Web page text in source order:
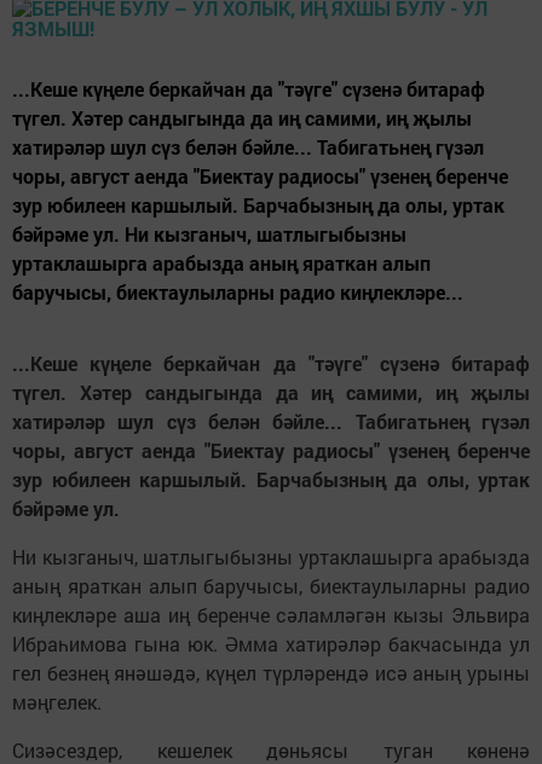
...Кеше күңеле беркайчан да "тәүге" сүзенә битараф
түгел. Хәтер сандыгында да иң самими, иң җылы
хатирәләр шул сүз белән бәйле... Табигатьнең гүзәл
чоры, август аенда "Биектау радиосы" үзенең беренче
зур юбилеен каршылый. Барчабызның да олы, уртак
бәйрәме ул. Ни кызганыч, шатлыгыбызны
уртаклашырга арабызда аның яраткан алып
баручысы, биектаулыларны радио киңлекләре...
...Кеше күңеле беркайчан да "тәүге" сүзенә битараф
түгел. Хәтер сандыгында да иң самими, иң җылы
хатирәләр шул сүз белән бәйле... Табигатьнең гүзәл
чоры, август аенда "Биектау радиосы" үзенең беренче
зур юбилеен каршылый. Барчабызның да олы, уртак
бәйрәме ул.
Ни кызганыч, шатлыгыбызны уртаклашырга арабызда
аның яраткан алып баручысы, биектаулыларны радио
киңлекләре аша иң беренче сәламләгән кызы Эльвира
Ибраһимова гына юк. Әмма хатирәләр бакчасында ул
гел безнең янәшәдә, күңел түрләрендә исә аның урыны
мәңгелек.
Сизәсездер, кешелек дөньясы туган көненә